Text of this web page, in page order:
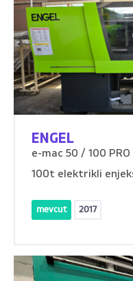
ENGEL
e-mac 50 / 100 PRO
100t elektrikli
mevcut 2017